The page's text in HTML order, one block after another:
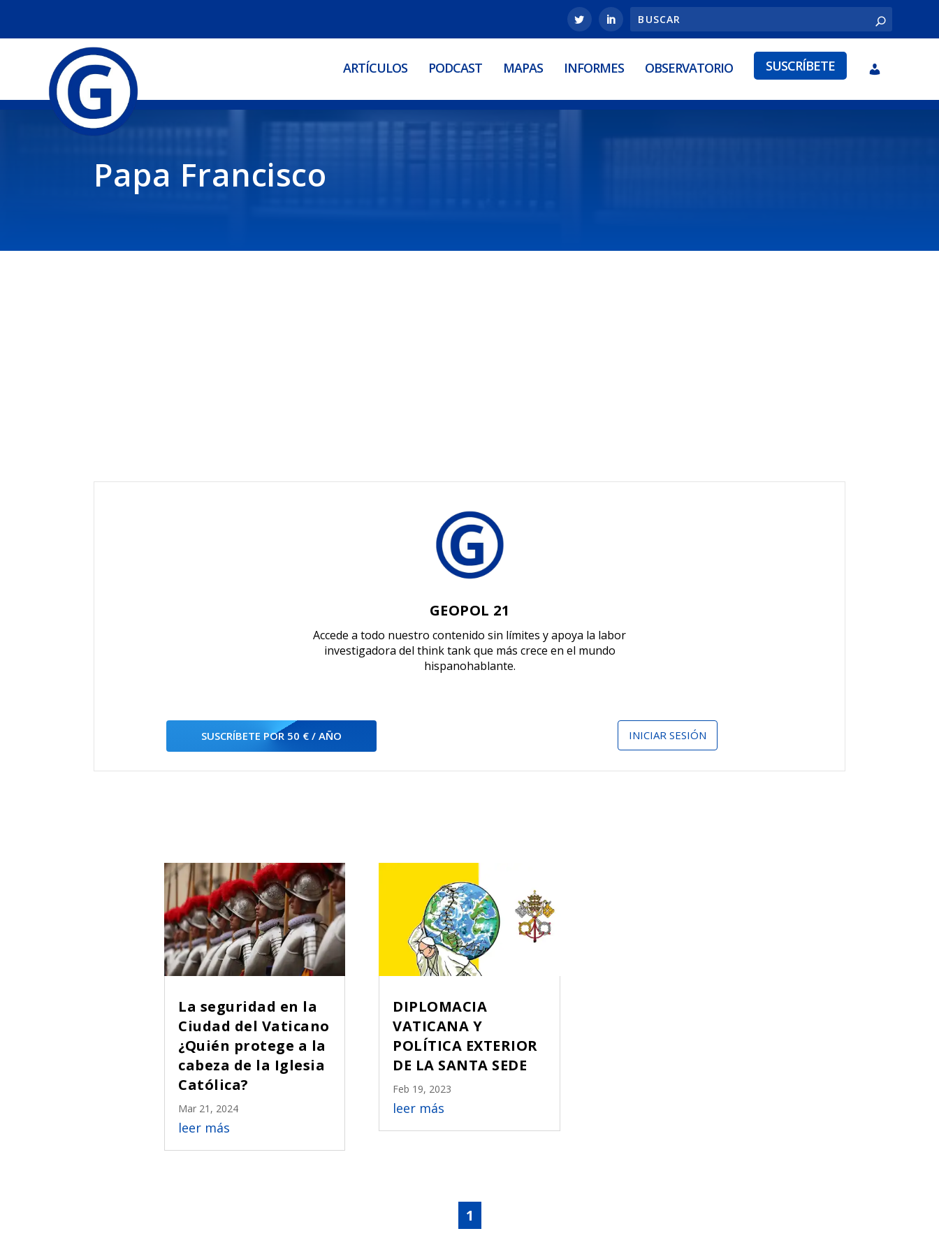
ARTÍCULOS PODCAST MAPAS INFORMES OBSERVATORIO SUSCRÍBETE
Papa Francisco
GEOPOL 21
Accede a todo nuestro contenido sin límites y apoya la labor
investigadora del think tank que más crece en el mundo
hispanohablante.
SUSCRÍBETE POR 50 € / AÑO INICIAR SESIÓN
La seguridad en la
Ciudad del Vaticano
¿Quién protege a la
cabeza de la Iglesia
Católica?
Mar 21, 2024
leer más
DIPLOMACIA
VATICANA Y
POLÍTICA EXTERIOR
DE LA SANTA SEDE
Feb 19, 2023
leer más
1